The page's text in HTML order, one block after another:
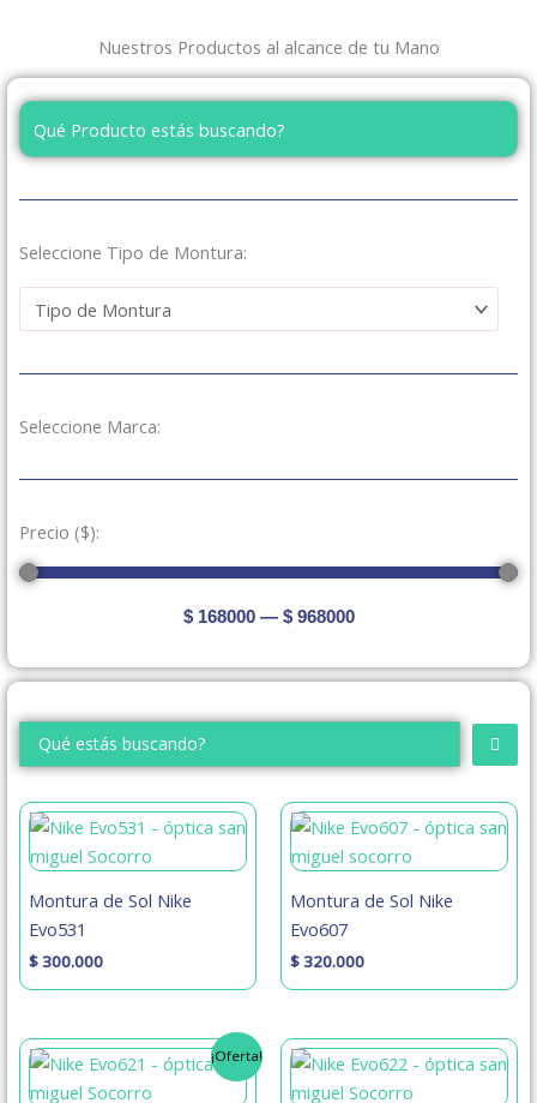
Nuestros Productos al alcance de tu Mano
Seleccione Tipo de Montura:
Seleccione Marca:
Precio ($):
$ 168000 — $ 968000
Search
...
Montura de Sol Nike
Evo531
$300.000
Montura de Sol Nike
Evo607
$320.000
¡Oferta!
El
precio
original
El
precio